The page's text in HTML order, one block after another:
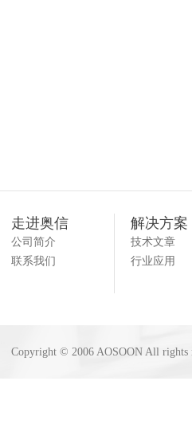
走进奥信
公司简介
联系我们
解决方案
技术文章
行业应用
Copyright © 2006 AOSOON All rights